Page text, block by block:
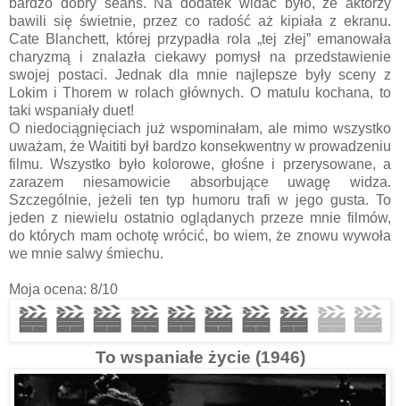
bawili się świetnie, przez co radość aż kipiała z ekranu.
Cate Blanchett, której przypadła rola „tej złej” emanowała
charyzmą i znalazła ciekawy pomysł na przedstawienie
swojej postaci. Jednak dla mnie najlepsze były sceny z
Lokim i Thorem w rolach głównych. O matulu kochana, to
taki wspaniały duet!
O niedociągnięciach już wspominałam, ale mimo wszystko
uważam, że Waititi był bardzo konsekwentny w prowadzeniu
filmu. Wszystko było kolorowe, głośne i przerysowane, a
zarazem niesamowicie absorbujące uwagę widza.
Szczególnie, jeżeli ten typ humoru trafi w jego gusta. To
jeden z niewielu ostatnio oglądanych przeze mnie filmów,
do których mam ochotę wrócić, bo wiem, że znowu wywoła
we mnie salwy śmiechu.
Moja ocena: 8/10
To wspaniałe życie (1946)